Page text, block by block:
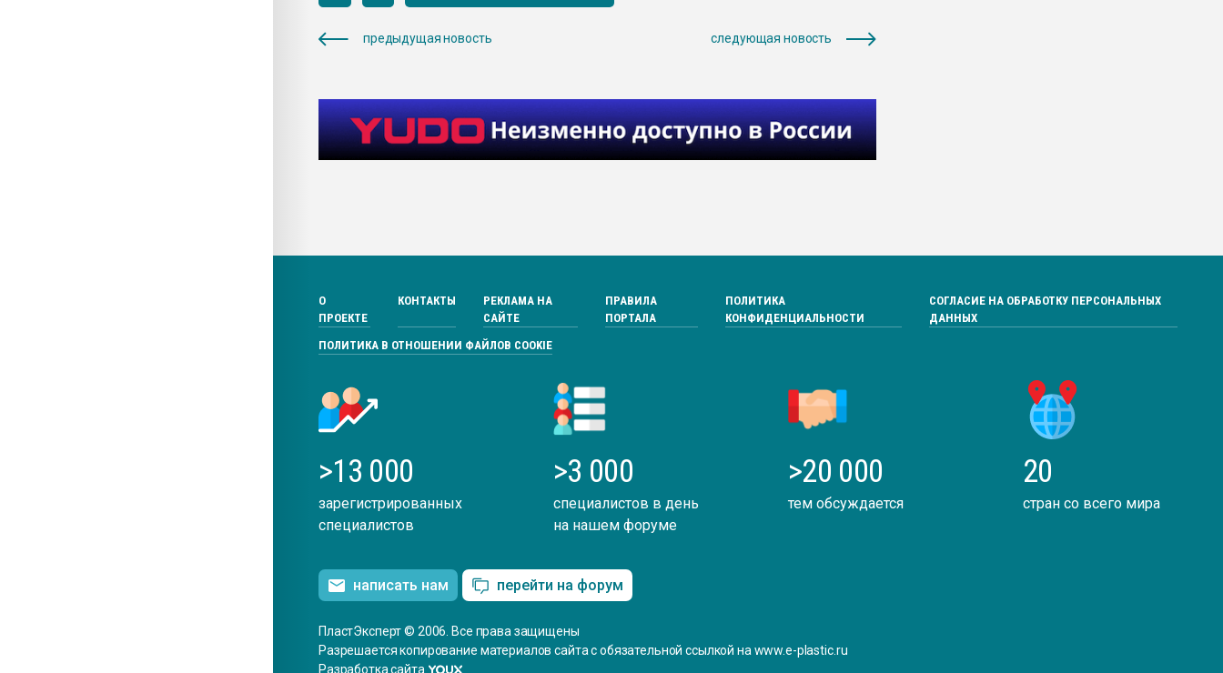
предыдущая новость следующая новость
О
ПРОЕКТЕ
КОНТАКТЫ
РЕКЛАМА НА
САЙТЕ
ПРАВИЛА
ПОРТАЛА
ПОЛИТИКА
КОНФИДЕНЦИАЛЬНОСТИ
СОГЛАСИЕ НА ОБРАБОТКУ ПЕРСОНАЛЬНЫХ
ДАННЫХ
ПОЛИТИКА В ОТНОШЕНИИ ФАЙЛОВ COOKIE
>13 000
зарегистрированных
специалистов
>3 000
специалистов в день
на нашем форуме
>20 000
тем обсуждается
20
стран со всего мира
написать нам перейти на форум
ПластЭксперт © 2006. Все права защищены
Разрешается копирование материалов сайта с обязательной ссылкой на www.e-plastic.ru
Разработка сайта